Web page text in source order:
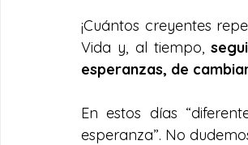
¡Cuántos creyentes
Vida y, al tiempo,
esperanzas, de
En estos días
esperanza”. No